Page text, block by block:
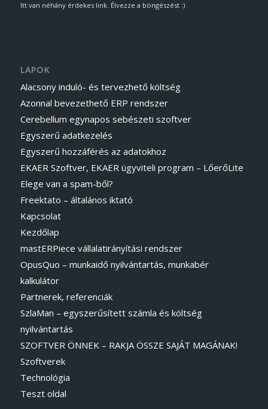
Itt van néhány érdekes link. Élvezze a böngészést :)
LAPOK
Alacsony induló- és tervezhető költség
Azonnal bevezethető ERP rendszer
Cerebellum egynapos sebészeti szoftver
Egyszerű adatkezelés
Egyszerű hozzáférés az adatokhoz
EKAER Szoftver, EKAER ügyviteli program – LőerőLite
Elege van a spam-ből?
Freektato – általános iktató
Kapcsolat
Kezdőlap
mastERPiece vállalatirányítási rendszer
OpusQuo – munkaidő nyilvántartás, munkabér
kalkulátor
Partnerek, referenciák
SzlaMan – egyszerűsített számla és költség
nyilvántartás
SZOFTVER ÖNNEK – RAKJA ÖSSZE SAJÁT MAGÁNAK!
Szoftverek
Technológia
Teszt oldal